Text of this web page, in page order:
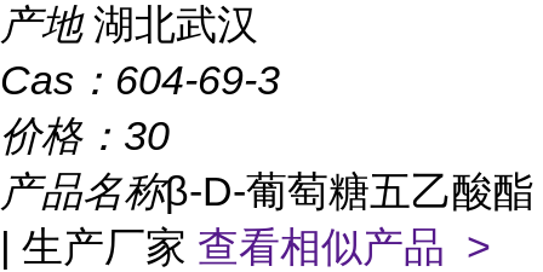
产地 湖北武汉
Cas： 604-69-3
价格： 30
产品名称β-D-葡萄糖五乙酸酯
| 生产厂家 查看相似产品 >